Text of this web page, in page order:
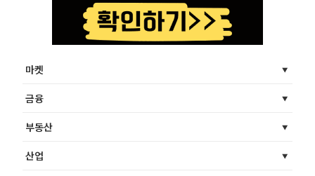
마켓
금융
부동산
산업